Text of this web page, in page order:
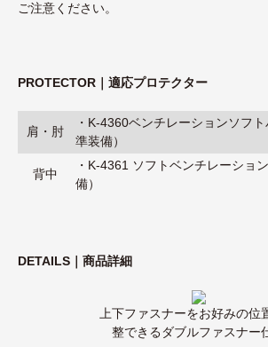
ご注意ください。
PROTECTOR｜適応プロテクター
肩・肘
・ K-4360ベンチレーションソフ
準装備）
背中
・ K-4361 ソフトベンチレーショ
備）
DETAILS｜商品詳細
上下ファスナーをお好みの位
整できるダブルファスナー